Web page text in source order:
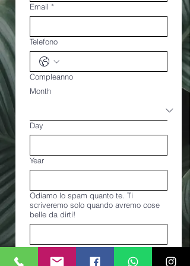
Email *
Telefono
Compleanno
Month
Day
Year
Odiamo lo spam quanto te. Ti
scriveremo solo quando avremo cose
belle da dirti!
Policy